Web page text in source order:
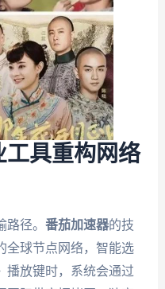
具重构网络
径。 番茄加速器的技
全球节点网络，智能选
播放键时，系统会通过